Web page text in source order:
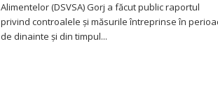
Alimentelor (DSVSA) Gorj a făcut public raportul
privind controalele şi măsurile întreprinse în
de dinainte şi din timpul...